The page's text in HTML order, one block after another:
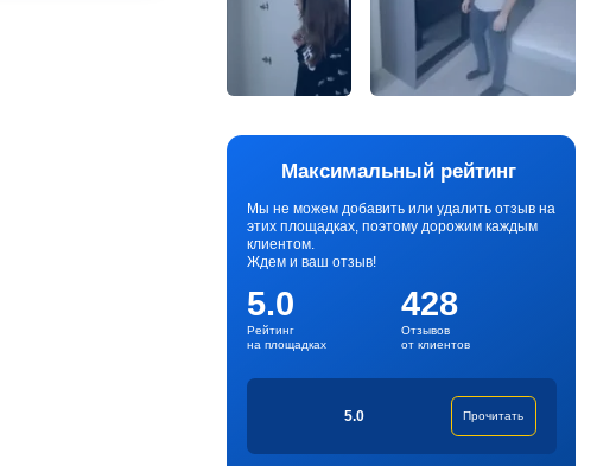
Максимальный рейтинг
Мы не можем добавить или удалить отзыв на
этих площадках, поэтому дорожим каждым
клиентом.
Ждем и ваш отзыв!
5.0
Рейтинг
на площадках
428
Отзывов
от клиентов
5.0 Прочитать